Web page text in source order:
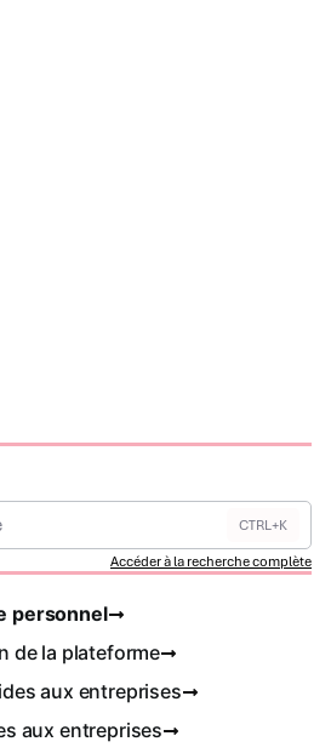
CTRL+K
Accéder à la recherche complète
personnel
de la plateforme
aux entreprises
aux entreprises